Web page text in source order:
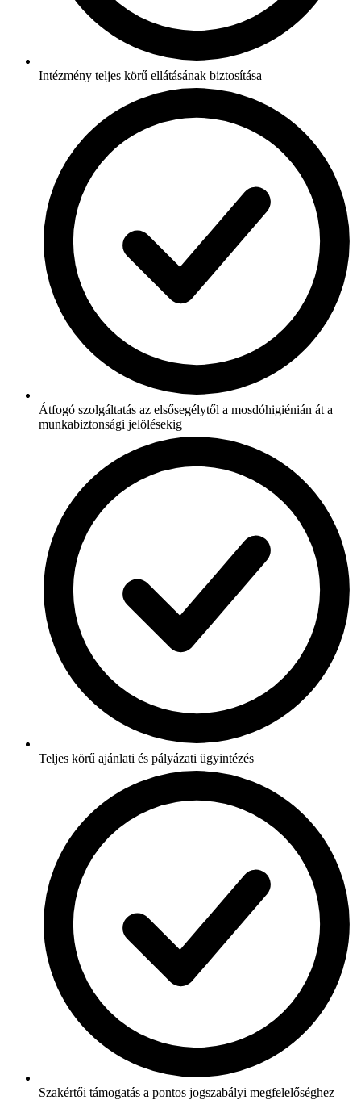
Intézmény teljes körű ellátásának biztosítása
Átfogó szolgáltatás az elsősegélytől a mosdóhigiénián át a
munkabiztonsági jelölésekig
Teljes körű ajánlati és pályázati ügyintézés
Szakértői támogatás a pontos jogszabályi megfelelőséghez